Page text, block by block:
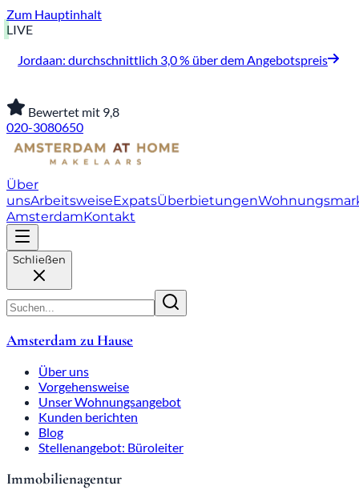
Zum Hauptinhalt
LIVE
Jordaan: durchschnittlich 3,0 % über dem Angebotspreis
Bewertet mit 9,8
020-3080650
Über
unsArbeitsweiseExpatsÜberbietungen
AmsterdamKontakt
Schließen
Amsterdam zu Hause
Über uns
Vorgehensweise
Unser Wohnungsangebot
Kunden berichten
Blog
Stellenangebot: Büroleiter
Immobilienagentur